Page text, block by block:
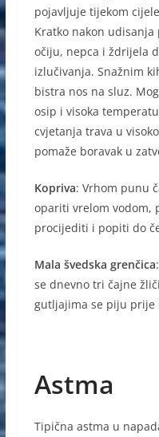
pojavljuje tijekom
Kratko nakon
očiju, nepca i ždrijela
izlučivanja. Snažnim
bistra nos na sluz.
osip i visoka
cvjetanja trava u
pomaže boravak u
Kopriva: Vrhom punu
opariti vrelom vodom,
procijediti i popiti do
Mala švedska grenčica
se dnevno tri čajne
gutljajima se piju prije
Astma
Tipična astma u